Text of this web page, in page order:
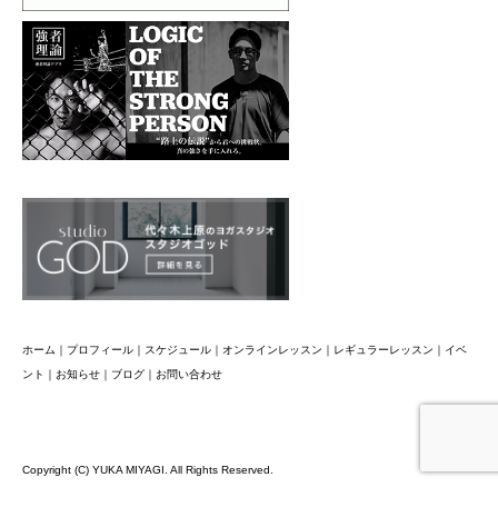
ホーム ｜ プロフィール ｜ スケジュール ｜ オンラインレッスン ｜ レギュラーレッスン ｜ イベ
ント ｜ お知らせ ｜ ブログ ｜ お問い合わせ
Copyright (C) YUKA MIYAGI. All Rights Reserved.